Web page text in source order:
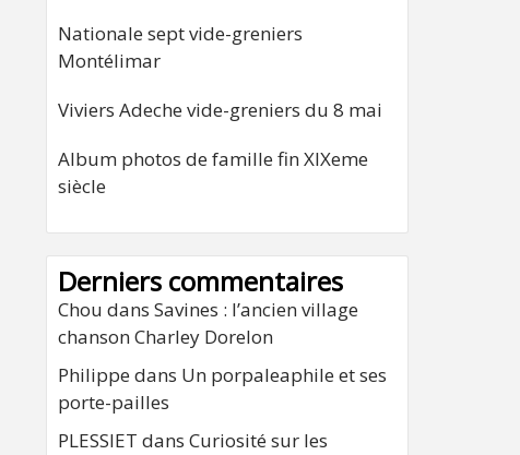
Nationale sept vide-greniers
Montélimar
Viviers Adeche vide-greniers du 8 mai
Album photos de famille fin XIXeme
siècle
Derniers commentaires
Chou dans Savines : l’ancien village
chanson Charley Dorelon
Philippe dans Un porpaleaphile et ses
porte-pailles
PLESSIET dans Curiosité sur les